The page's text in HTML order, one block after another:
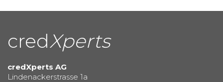
credXperts
credXperts AG
Lindenackerstrasse 1a